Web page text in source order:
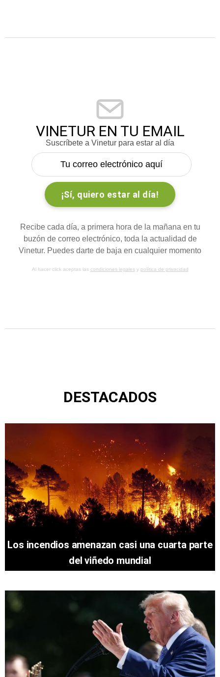
VINETUR EN TU EMAIL
Suscríbete a Vinetur para estar al día
Recibe cada día, a primera hora de la mañana en tu
buzón de correo electrónico, toda la actualidad de
Vinetur. Puedes darte de baja en cualquier momento
Al hacer click aceptas las condiciones legalesy política de privacidad
DESTACADOS
Los incendios amenazan casi una cuarta parte
del viñedo mundial